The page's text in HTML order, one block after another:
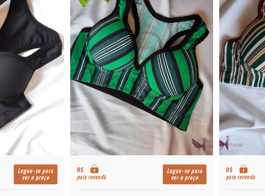
Logue-se para
ver o preço
R$
para revenda
Logue-se para
ver o preço
R$
para revenda